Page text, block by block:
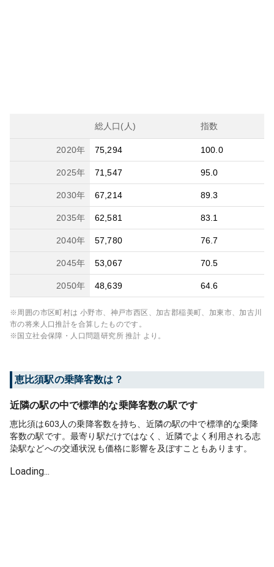
総人口(人) 指数
2020年 75,294 100.0
2025年 71,547 95.0
2030年 67,214 89.3
2035年 62,581 83.1
2040年 57,780 76.7
2045年 53,067 70.5
2050年 48,639 64.6
※周囲の市区町村は 小野市、神戸市西区、加古郡稲美町、加東市、加古川
市の将来人口推計を合算したものです。
※国立社会保障・人口問題研究所 推計 より。
恵比須駅の乗降客数は？
近隣の駅の中で標準的な乗降客数の駅です
恵比須は603人の乗降客数を持ち、近隣の駅の中で標準的な乗降
客数の駅です。最寄り駅だけではなく、近隣でよく利用される志
染駅などへの交通状況も価格に影響を及ぼすこともあります。
Loading...